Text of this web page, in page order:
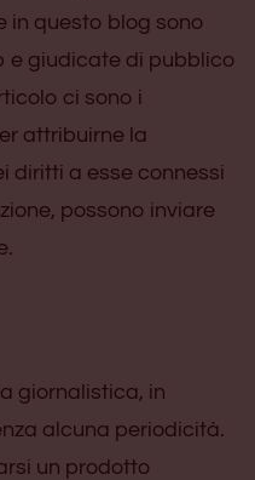
in questo blog sono
e giudicate di pubblico
ci sono i
attribuirne la
diritti a esse connessi
possono inviare
giornalistica, in
alcuna periodicità.
un prodotto